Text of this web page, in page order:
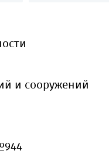
и сооружений